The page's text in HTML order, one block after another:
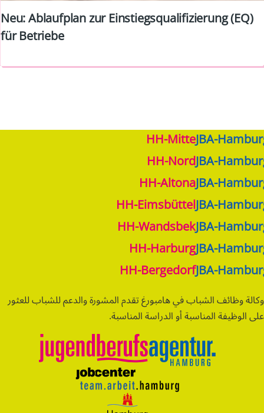
Neu: Ablaufplan zur Einstiegsqualifizierung (EQ)
für Betriebe
JBA-
HH-Mitte
JBA-
HH-Nord
JBA-
HH-Altona
JBA-
HH-Eimsbüttel
JBA-
HH-Wandsbek
JBA-
HH-Harburg
JBA-
HH-Bergedorf
وكالة وظائف الشباب في هامبورغ تقدم المشورة والدعم للشباب للعثور
على الوظيفة المناسبة أو الدراسة المناسبة.